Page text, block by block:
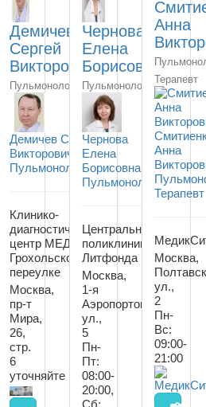
Демичев
Сергей
Викторович
Пульмонолог
Демичев Сергей
Викторович
Пульмонолог
Клинико-
диагностический
центр МЕДСИ в
Грохольском
переулке
Москва,
пр-т
Мира,
26,
стр.
6
уточняйте
Чернова
Елена
Борисовна
Пульмонолог
Чернова
Елена
Борисовна
Пульмонолог
Центральная
поликлиника
Литфонда
Москва,
1-я
Аэропортовская
ул.,
5
Пн-
Пт:
08:00-
20:00,
Сб:
Анна
Терапевт
Анна
Терапевт
Москва,
ул.,
2
Пн-
Вс:
09:00-
21:00